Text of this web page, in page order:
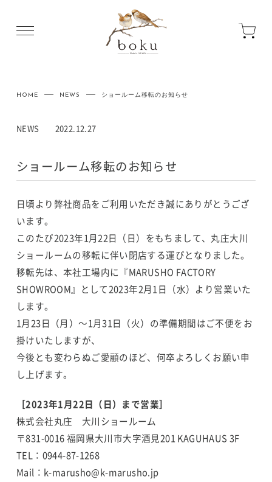
HOME NEWS ショールーム移転のお知らせ
NEWS 2022.12.27
ショールーム移転のお知らせ
日頃より弊社商品をご利用いただき誠にありがとうござ
います。
このたび2023年1月22日（日）をもちまして、丸庄大川
ショールームの移転に伴い閉店する運びとなりました。
移転先は、本社工場内に『MARUSHO FACTORY
SHOWROOM』として2023年2月1日（水）より営業いた
します。
1月23日（月）～1月31日（火）の準備期間はご不便をお
掛けいたしますが、
今後とも変わらぬご愛顧のほど、何卒よろしくお願い申
し上げます。
［2023年1月22日（日）まで営業］
株式会社丸庄 大川ショールーム
〒831-0016 福岡県大川市大字酒見201 KAGUHAUS 3F
TEL：0944-87-1268
Mail：k-marusho@k-marusho.jp